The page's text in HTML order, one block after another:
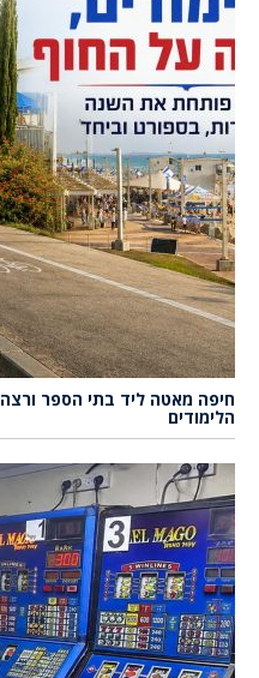
חיפה מאטה ליד בתי הספר
הלימודים